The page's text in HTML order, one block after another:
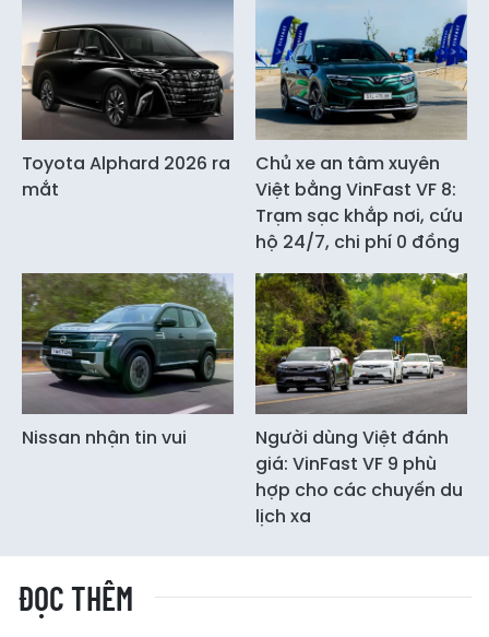
Toyota Alphard 2026 ra
mắt
Chủ xe an tâm xuyên
Việt bằng VinFast VF 8:
Trạm sạc khắp nơi, cứu
hộ 24/7, chi phí 0 đồng
Nissan nhận tin vui
Người dùng Việt đánh
giá: VinFast VF 9 phù
hợp cho các chuyến du
lịch xa
ĐỌC THÊM